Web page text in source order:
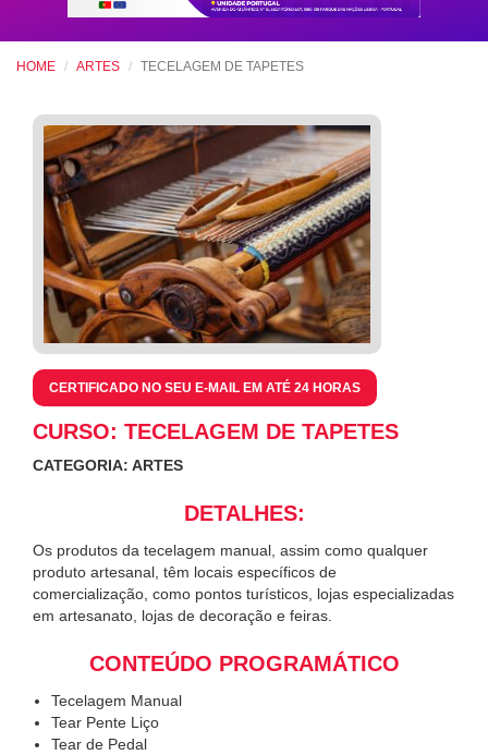
HOME ARTES TECELAGEM DE TAPETES
CERTIFICADO NO SEU E-MAIL EM ATÉ 24 HORAS
CURSO: TECELAGEM DE TAPETES
CATEGORIA: ARTES
DETALHES:
Os produtos da tecelagem manual, assim como qualquer
produto artesanal, têm locais específicos de
comercialização, como pontos turísticos, lojas especializadas
em artesanato, lojas de decoração e feiras.
CONTEÚDO PROGRAMÁTICO
Tecelagem Manual
Tear Pente Liço
Tear de Pedal